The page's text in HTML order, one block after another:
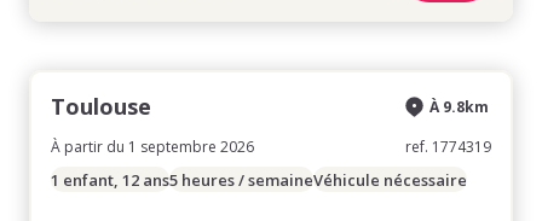
Toulouse
À partir du 1 septembre 2026
À 9.8km
ref. 1774319
1 enfant, 12 ans5 heures / semaineVéhicule nécessaire